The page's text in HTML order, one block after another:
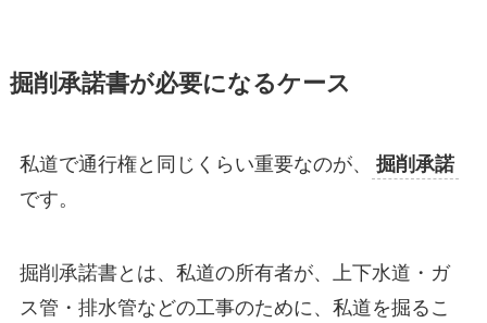
掘削承諾書が必要になるケース
私道で通行権と同じくらい重要なのが、
掘削承諾
です。
掘削承諾書とは、私道の所有者が、上下水道・ガ
ス管・排水管などの工事のために、私道を掘るこ